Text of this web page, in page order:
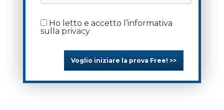
Ho letto e accetto l’informativa
sulla privacy
Voglio iniziare la prova Free! >>